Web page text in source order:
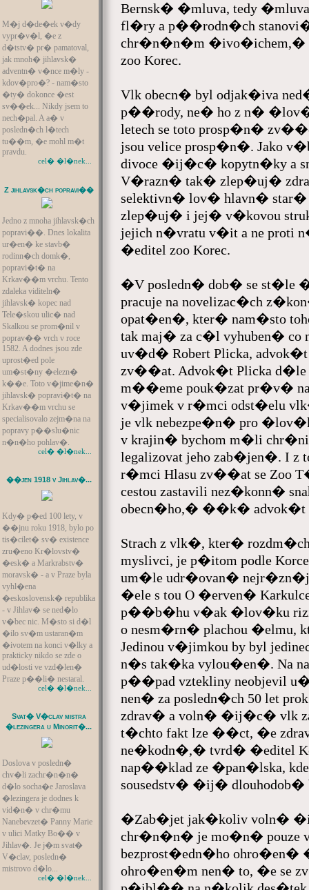
M�j d�de�ek v�dy
vypr�v�l, �e z
d�tstv� pr� pamatoval,
jak mnoh� jihlavsk�
adventn� v�nce m�ly -
kdov�pro�? - nam�sto
�ty� dokonce �est
sv��ek... Nikdy jsem to
nech�pal. A a� v
posledn�ch l�tech
tu��m, �e mohl m�t
pravdu.
cel� �l�nek...
Z jihlavsk�ch popravi��
Jedno z mnoha jihlavsk�ch
popravi��. Dnes lokalita
ur�en� ke stavb�
rodinn�ch domk�,
popravi�t� na
Krkav��m vrchu. Tento
zdaleka viditeln�
jihlavsk� kopec nad
Tele�skou ulic� nad
Skalkou se prom�nil v
poprav�� vrch v roce
1582. A dodnes jsou zde
uprost�ed pole
um�st�ny �elezn�
k��e. Toto v�jime�n�
jihlavsk� popravi�t� na
Krkav��m vrchu se
specialisovalo zejm�na na
popravy p��slu�nic
n�n�ho pohlav�.
cel� �l�nek...
��jen 1918 v Jihlav�...
Kdy� p�ed 100 lety, v
��jnu roku 1918, bylo po
tis�cilet� sv� existence
zru�eno Kr�lovstv�
�esk� a Markrabstv�
moravsk� - a v Praze byla
vyhl�ena
�eskoslovensk� republika
- v Jihlav� se ned�lo
v�bec nic. M�sto si d�l
�ilo sv�m ustaran�m
�ivotem na konci v�lky a
prakticky nikdo se zde o
ud�losti ve vzd�len�
Praze p��li� nestaral.
cel� �l�nek...
Svat� V�clav mistra
�lezingera u Minorit�...
Doslova v posledn�
chv�li zachr�n�n�
d�lo socha�e Jaroslava
�lezingera je dodnes k
vid�n� v chr�mu
Nanebevzet� Panny Marie
v ulici Matky Bo�� v
Jihlav�. Je j�m svat�
V�clav, posledn�
mistrovo d�lo...
cel� �l�nek...
Bernsk� �mluva, tedy
fl�ry a p��rodn�ch
chr�n�n�m �ivo�ichem,�
zoo Korec.
Vlk obecn� byl odjak�iva
p��rody, ne� ho z n�
letech se toto prosp�n�
jsou velice prosp�n�. Jako
divoce �ij�c� kopytn�ky a
V�razn� tak� zlep�uj�
selektivn� lov� hlavn�
zlep�uj� i jej� v�kovou
jejich n�vratu v�it a ne proti
�editel zoo Korec.
�V posledn� dob� se
pracuje na novelizac�ch
opat�en�, kter� nam�sto
tak maj� za c�l vyhuben�
uv�d� Robert Plicka, advok�t
zv��at. Advok�t Plicka
m��eme pouk�zat pr�v� na
v�jimek v r�mci odst�elu
je vlk nebezpe�n� pro
v krajin� bychom m�li
legalizovat jeho zab�jen�. I z
r�mci Hlasu zv��at se Zoo
cestou zastavili nez�konn�
obecn�ho,� ��k� advok�t
Strach z vlk�, kter�
myslivci, je p�itom podle
um�le udr�ovan�
�ele s tou O �erven�
p��b�hu v�ak �lov�ku
o nesm�rn� plachou �elmu,
Jedinou v�jimkou by byl
n�s tak�ka vylou�en�. Na
p��pad vztekliny neobjevil
nen� za posledn�ch 50 let
zdrav� a voln� �ij�c� vlk
t�chto fakt lze ��ct, �e
ne�kodn�,� tvrd� �editel
nap��klad ze �pan�lska,
sousedstv� �ij�
�Zab�jet jak�koliv voln�
chr�n�n� je mo�n� pouze
bezprost�edn�ho ohro�en�
ohro�en�m nen� to, �e